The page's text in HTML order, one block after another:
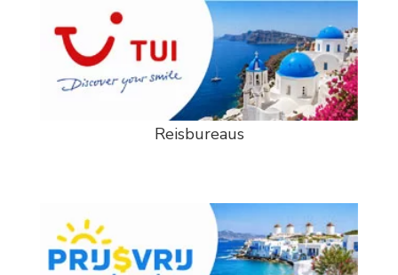
Reisbureaus